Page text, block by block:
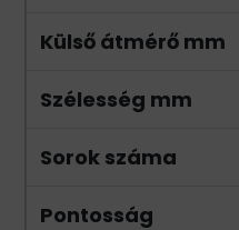
Külső átmérő mm
Szélesség mm
Sorok száma
Pontosság